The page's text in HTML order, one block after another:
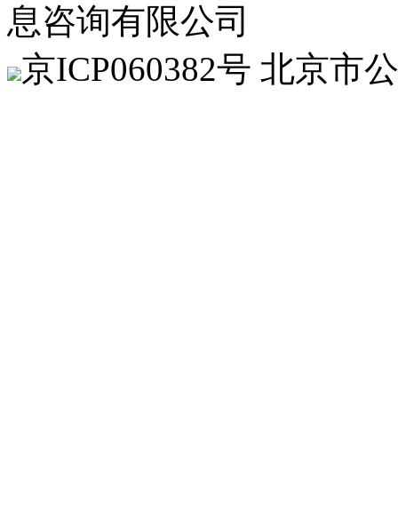
息咨询有限公司
京ICP060382号 北京市